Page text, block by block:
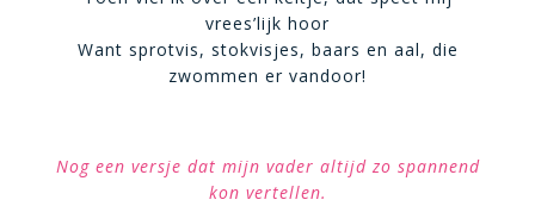
vrees’lijk hoor
Want sprotvis, stokvisjes, baars en aal, die
zwommen er vandoor!
Nog een versje dat mijn vader altijd zo spannend
kon vertellen.